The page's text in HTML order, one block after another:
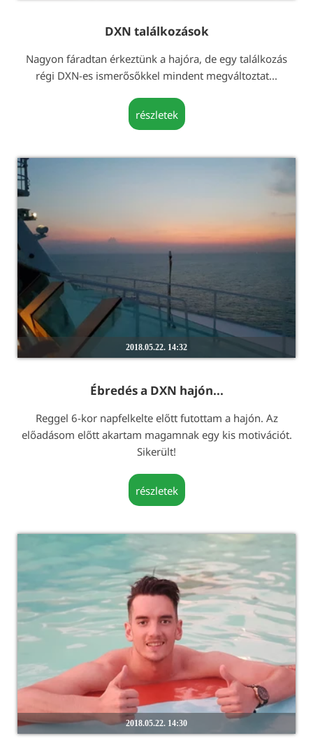
DXN találkozások
Nagyon fáradtan érkeztünk a hajóra, de egy találkozás
régi DXN-es ismerősőkkel mindent megváltoztat...
részletek
2018.05.22. 14:32
Ébredés a DXN hajón...
Reggel 6-kor napfelkelte előtt futottam a hajón. Az
előadásom előtt akartam magamnak egy kis motivációt.
Sikerült!
részletek
2018.05.22. 14:30